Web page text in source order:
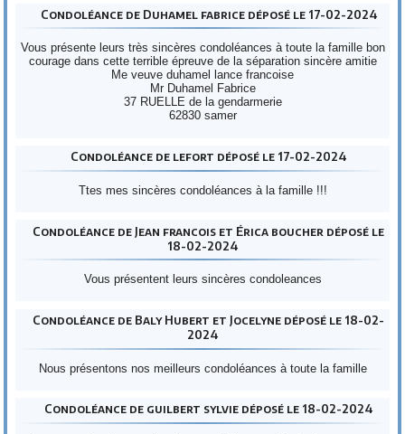
Condoléance de Duhamel fabrice déposé le 17-02-2024
Vous présente leurs très sincères condoléances à toute la famille bon
courage dans cette terrible épreuve de la séparation sincère amitie
Me veuve duhamel lance francoise
Mr Duhamel Fabrice
37 RUELLE de la gendarmerie
62830 samer
Condoléance de lefort déposé le 17-02-2024
Ttes mes sincères condoléances à la famille !!!
Condoléance de Jean francois et Érica boucher déposé le
18-02-2024
Vous présentent leurs sincères condoleances
Condoléance de Baly Hubert et Jocelyne déposé le 18-02-
2024
Nous présentons nos meilleurs condoléances à toute la famille
Condoléance de guilbert sylvie déposé le 18-02-2024